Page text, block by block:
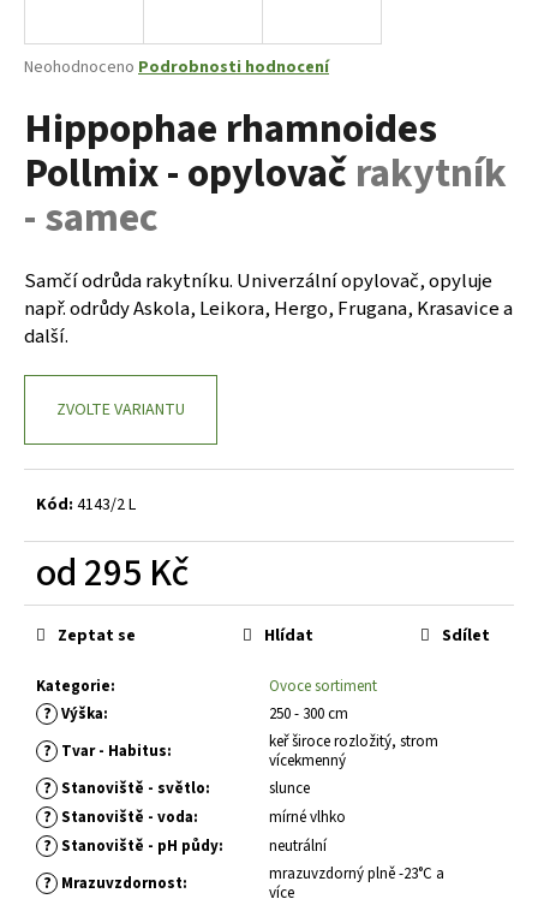
Průměrné
produktu
je
0,0
z
hvězdiček.
Neohodnoceno Podrobnosti hodnocení
Hippophae rhamnoides
Pollmix - opylovačrakytník
- samec
Samčí odrůda rakytníku. Univerzální opylovač, opyluje
např. odrůdy Askola, Leikora, Hergo, Frugana, Krasavice a
další.
ZVOLTE VARIANTU
Kód: 4143/2 L
od295 Kč
Měrná
cena:
Kategorie: Ovoce sortiment
? Výška: 250 - 300 cm
? Tvar - Habitus:
keř široce rozložitý, strom
vícekmenný
? Stanoviště - světlo: slunce
? Stanoviště - voda: mírné vlhko
? Stanoviště - pH půdy: neutrální
? Mrazuvzdornost:
mrazuvzdorný plně -23°C a
více
Zeptat se Hlídat Sdílet
j
t
?
HLEDAT
D
p
o
č
m
ALYSSUM
SAXATILE
SUMMIT
TAŘICE
SKALNÍ
67
Kč